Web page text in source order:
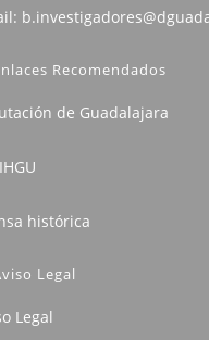
Recomendados
de Guadalajara
histórica
Legal
Legal